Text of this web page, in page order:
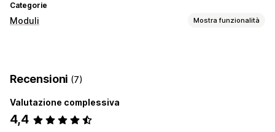
Categorie
Moduli Mostra funzionalità
Campi personalizzati Moduli incorporati
Recensioni (7)
Valutazione complessiva
4,4